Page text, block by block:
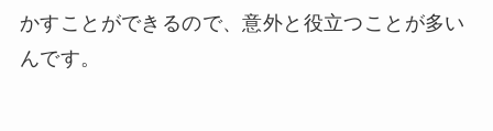
かすことができるので、意外と役立つことが多い
んです。